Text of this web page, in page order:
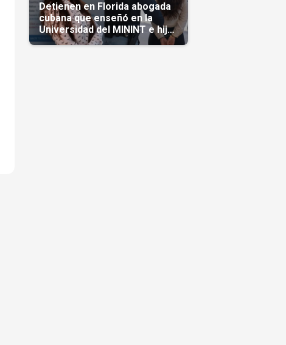
Detienen en Florida abogada
cubana que enseñó en la
Universidad del MININT e hija
de diplomático cubano